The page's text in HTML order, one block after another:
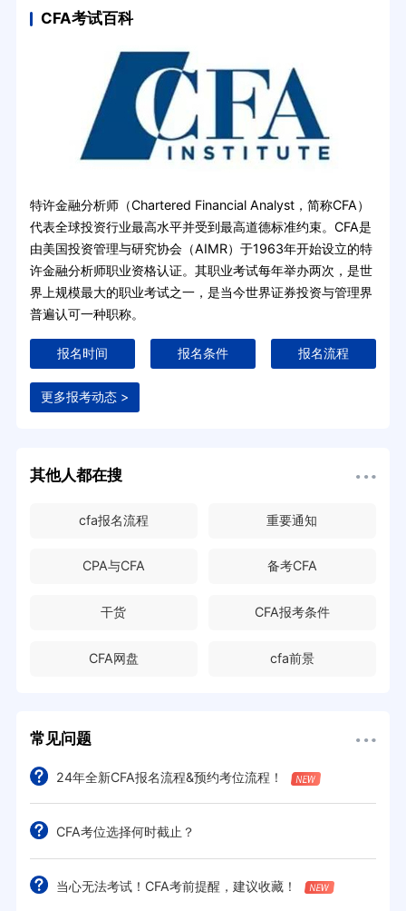
CFA考试百科
特许金融分析师（Chartered Financial Analyst，简称CFA）
代表全球投资行业最高水平并受到最高道德标准约束。CFA是
由美国投资管理与研究协会（AIMR）于1963年开始设立的特
许金融分析师职业资格认证。其职业考试每年举办两次，是世
界上规模最大的职业考试之一，是当今世界证券投资与管理界
普遍认可一种职称。
报名时间 报名条件 报名流程
更多报考动态 >
其他人都在搜
cfa报名流程 重要通知
CPA与CFA 备考CFA
干货 CFA报考条件
CFA网盘 cfa前景
常见问题
24年全新CFA报名流程&预约考位流程！
CFA考位选择何时截止？
当心无法考试！CFA考前提醒，建议收藏！